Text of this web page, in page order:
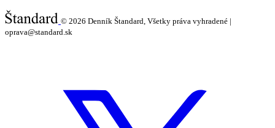
© 2026 Denník Štandard, Všetky práva vyhradené |
oprava@standard.sk